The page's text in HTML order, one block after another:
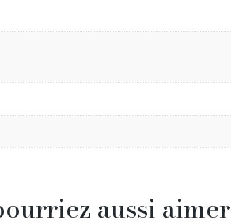
aussi aimer